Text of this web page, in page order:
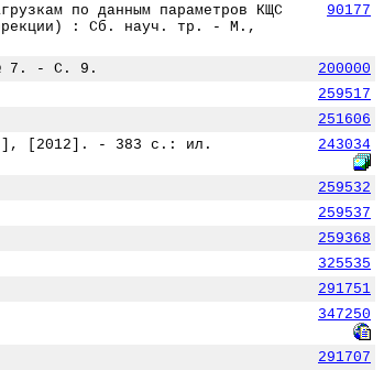
по данным параметров КЩС
: Сб. науч. тр. - М.,
90177
№ 7. - С. 9.
200000
259517
251606
м.], [2012]. - 383 с.: ил. 243034
259532
259537
259368
325535
291751
347250
291707